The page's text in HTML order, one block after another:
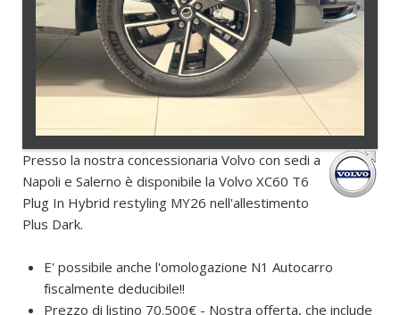
Presso la nostra concessionaria Volvo con sedi a
Napoli e Salerno è disponibile la Volvo XC60 T6
Plug In Hybrid restyling MY26 nell'allestimento
Plus Dark.
E' possibile anche l'omologazione N1 Autocarro
fiscalmente deducibile!!
Prezzo di listino 70.500€ - Nostra offerta, che include